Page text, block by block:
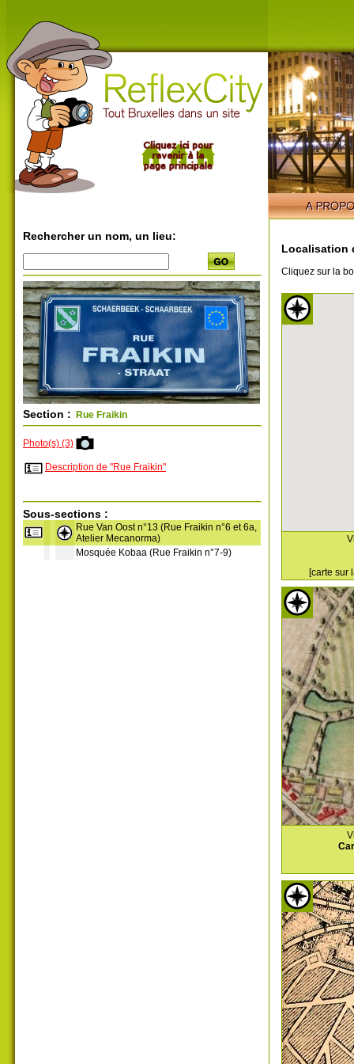
Rechercher un nom, un lieu:
Section : Rue Fraikin
Photo(s) (3)
Description de "Rue Fraikin"
Sous-sections :
Rue Van Oost n°13 (Rue Fraikin n°6 et 6a,
Atelier Mecanorma)
Mosquée Kobaa (Rue Fraikin n°7-9)
Localisation
Cliquez sur la
[carte sur